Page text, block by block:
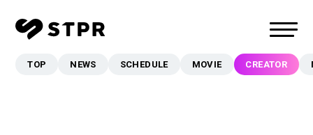
TOP NEWS SCHEDULE MOVIE CREATOR
TOP